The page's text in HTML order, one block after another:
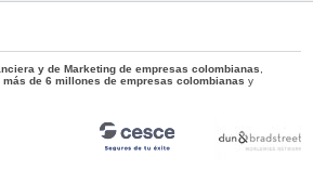
y de Marketing de empresas colombianas
de 6 millones de empresas colombianas y